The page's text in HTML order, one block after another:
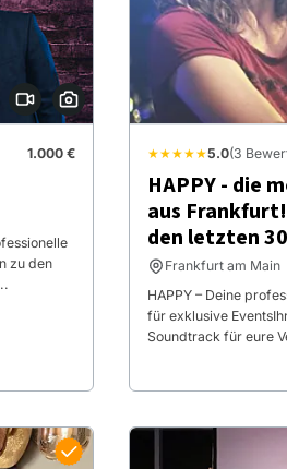
1.000 €
zu den
★★★★★5.0(3
HAPPY - die
aus
den letzten
Frankfurt am Main
HAPPY – Deine
für exklusive Events
Soundtrack für eure